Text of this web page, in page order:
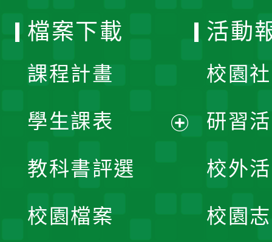
檔案下載
課程計畫
學生課表
教科書評選
校園檔案
活動
校園
研習
校外
校園